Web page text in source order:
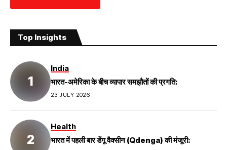
Top Insights
India
भारत-अमेरिका के बीच व्यापार समझौतों की प्रगति:
23 JULY 2026
Health
भारत में पहली बार डेंगू वैक्सीन (Qdenga) की मंजूरी: